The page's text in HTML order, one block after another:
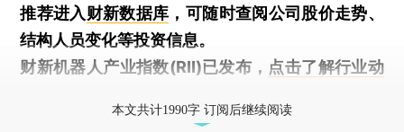
推荐进入财新数据库 ，可随时查阅公司股价走势、
结构人员变化等投资信息。
财新机器人产业指数(RII)已发布， 点击了解行业动
本文共计1990字 订阅后继续阅读